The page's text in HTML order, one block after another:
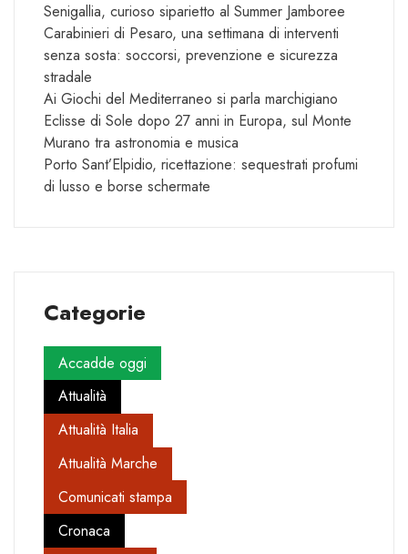
Senigallia, curioso siparietto al Summer Jamboree
Carabinieri di Pesaro, una settimana di interventi
senza sosta: soccorsi, prevenzione e sicurezza
stradale
Ai Giochi del Mediterraneo si parla marchigiano
Eclisse di Sole dopo 27 anni in Europa, sul Monte
Murano tra astronomia e musica
Porto Sant’Elpidio, ricettazione: sequestrati profumi
di lusso e borse schermate
Categorie
Accadde oggi
Attualità
Attualità Italia
Attualità Marche
Comunicati stampa
Cronaca